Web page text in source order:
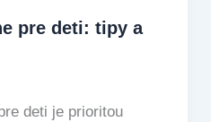
pre deti: tipy a
deti je prioritou